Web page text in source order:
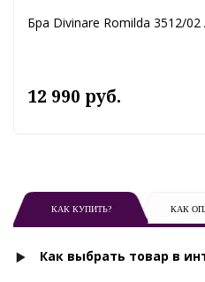
Бра Divinare Romilda 3512/02
12 990 руб.
КАК КУПИТЬ? КАК
Как выбрать товар в